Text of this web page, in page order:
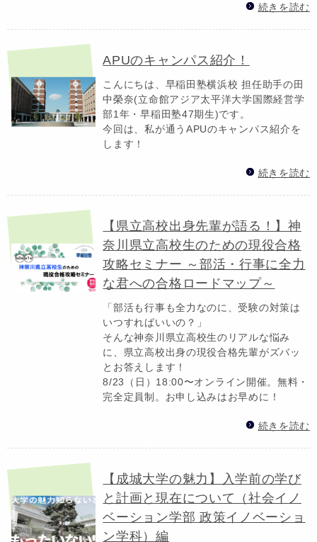
続きを読む
APUのキャンパス紹介！
こんにちは、早稲田塾横浜校 担任助手の田
中榮奈(立命館アジア太平洋大学国際経営学
部1年・早稲田塾47期生)です。
今回は、私が通うAPUのキャンパス紹介を
します！
続きを読む
【県立高校出身先輩が語る！】神
奈川県立高校生のための現役合格
攻略セミナー ～部活・行事に全力
な君への合格ロードマップ～
「部活も行事も全力なのに、受験の対策は
いつすればいいの？」
そんな神奈川県立高校生のリアルな悩み
に、県立高校出身の現役合格先輩がズバッ
とお答えします！
8/23（日）18:00〜オンライン開催。無料・
完全定員制。お申し込みはお早めに！
続きを読む
【成城大学の魅力】入学前の学び
と計画と現在について（社会イノ
ベーション学部 政策イノベーショ
ン学科）編